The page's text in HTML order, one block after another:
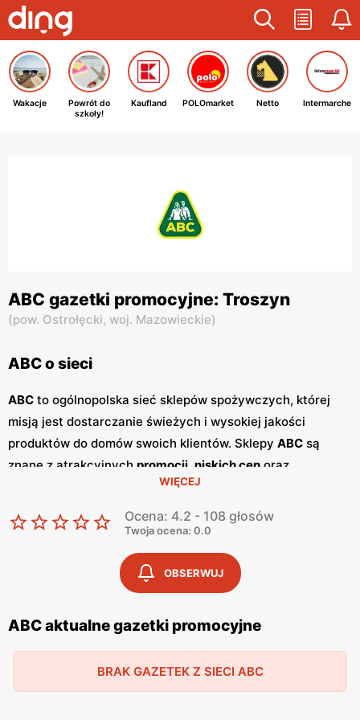
Wakacje
Powrót do
szkoły!
Kaufland POLOmarket Netto Intermarche
ABC gazetki promocyjne: Troszyn
(pow. Ostrołęcki, woj. Mazowieckie)
ABC o sieci
ABC to ogólnopolska sieć sklepów spożywczych, której
misją jest dostarczanie świeżych i wysokiej jakości
produktów do domów swoich klientów. Sklepy ABC są
znane z atrakcyjnych promocji niskich cen oraz
szerokiego asortymentu, który zaspokaja potrzeby całej
rodziny. Dzięki przyjaznej obsłudze i lokalnym sklepom,
ABC stało się ulubionym miejscem zakupów dla wielu
regularnie publikuje
, w których prezentowane są najlepsze oferty
oraz nowości produktowe.Gazetkite ukazują się kilka razy
w miesiącu, umożliwiając klientom śledzenie najnowszych
okazji i planowanie zakupów z wyprzedzeniem. Dostępne
wersji online na stronie internetowej sieci. Jednym z
WIĘCEJ
Ocena: 4.2 - 108 głosów
Twoja ocena: 0.0
OBSERWUJ
ABC aktualne gazetki promocyjne
BRAK GAZETEK Z SIECI ABC